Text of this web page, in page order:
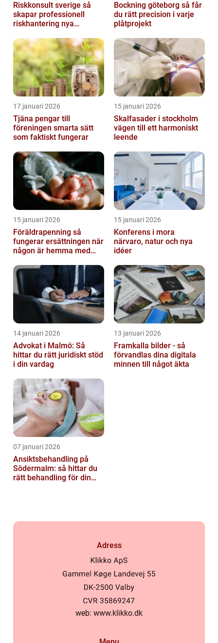
Riskkonsult sverige så
skapar professionell
riskhantering nya
Bockning göteborg så får
du rätt precision i varje
plåtprojekt
17 januari 2026
Tjäna pengar till
föreningen smarta sätt
som faktiskt fungerar
15 januari 2026
Skalfasader i stockholm
vägen till ett harmoniskt
leende
15 januari 2026
Föräldrapenning så
fungerar ersättningen när
någon är hemma med
15 januari 2026
Konferens i mora
närvaro, natur och nya
idéer
14 januari 2026
Advokat i Malmö: Så
hittar du rätt juridiskt stöd
i din vardag
13 januari 2026
Framkalla bilder - så
förvandlas dina digitala
minnen till något äkta
07 januari 2026
Ansiktsbehandling på
Södermalm: så hittar du
rätt behandling för din
Adress
web: www.klikko.dk